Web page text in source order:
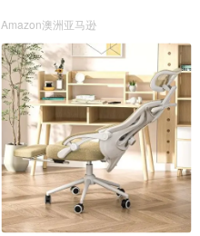
Amazon澳洲亚马逊